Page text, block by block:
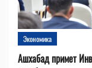
Экономика
Ашхабад примет